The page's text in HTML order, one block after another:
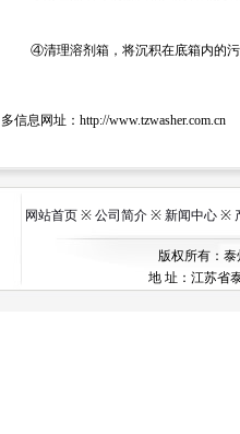
④清理溶剂箱，将沉积在底箱内的污
多信息网址：http://www.tzwasher.com.cn
网站首页 ※ 公司简介 ※ 新闻中心 ※
版权所有：泰
地 址：江苏省